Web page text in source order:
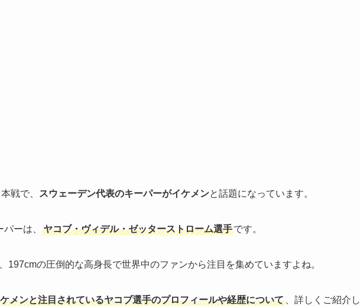
戦で、 スウェーデン代表のキーパーがイケメンと話題になっています。
ーは、 ヤコブ・ヴィデル・ゼッターストローム選手です。
197cmの圧倒的な高身長で世界中のファンから注目を集めていますよね。
メンと注目されているヤコブ選手のプロフィールや経歴について
、詳しくご紹介し